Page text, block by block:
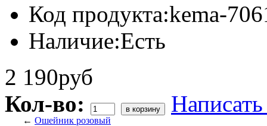
Код продукта:kema-
Наличие:Есть
2 190руб
Кол-во:
← Ошейник розовый